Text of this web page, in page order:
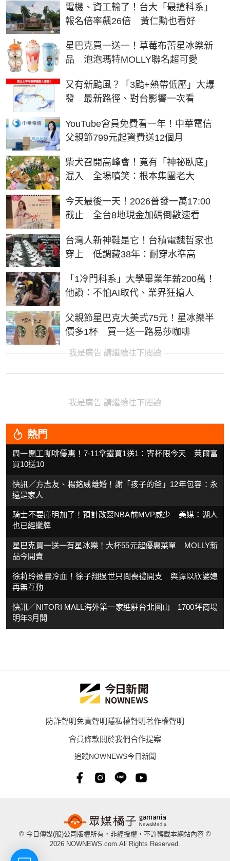
電機、資工輸了！台大「最搶科系」
報名倍率飆26倍 黃仁勳也看好
星巴克買一送一！草莓布蕾星冰樂新
品 泡泡瑪特MOLLY聯名超可愛
又有新颱風？「3颱+熱帶低壓」大爆
發 最新路徑、對台影響一次看
YouTube會員免費看一年！中華電信
父親節799元起資費送12個月
柴犬召開高峰會！竟有「神祕臥底」
混入 全場噴笑：根本集團老大
今天最後一天！2026普發一萬17:00
截止 全台8地現金加碼倒數速看
台灣人新神鞋是它！台積電魏哲家也
穿上 低調藏38年：耐穿水準高
「1冷門科系」大學畢業年薪200萬！
他讚：不怕AI取代、業界狂搶人
父親節星巴克大美式75元！星冰樂半
價多1杯 買一送一路易莎咖啡
我是廣告 請繼續往下閱讀
我是廣告 請繼續往下閱讀
熱門
周一開工咖啡優惠！7-11拿鐵買1送1：寄杯限今天 萊爾富
買10送10
快訊／方志友、楊銘威離婚！謝「孩子的爸」12年包容：永
遠是家人
騎士不要庫明加了！預計改簽NBA前MVP威少 美媒：湖人
也已經攤牌
星巴克買一送一有星冰樂！大杯55元起優惠菜單 MOLLY新
品今開賣
徐莉玲被轟冷血！徐子翔過世只問喪禮開支 與譚以欣婆媳
再無互動
快訊／NITORI MALL海外第一家進駐台北圓山 1700坪商場
明年3月開
防詐聲明免責聲明隱私權聲明著作權聲明
會員條款關於我們合作提案
追蹤NOWNEWS今日新聞
© 今日傳媒(股)公司版權所有，非經授權，不許轉載本網站內容 ©
2026 NOWNEWS.com.All Rights Reserved.